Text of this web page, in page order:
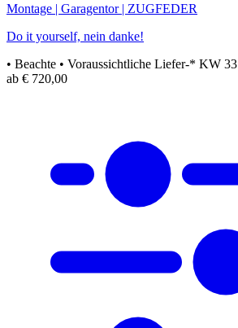
Montage | Garagentor | ZUGFEDER
Do it yourself, nein danke!
• Beachte • Voraussichtliche Liefer-* KW 33
ab € 720,00